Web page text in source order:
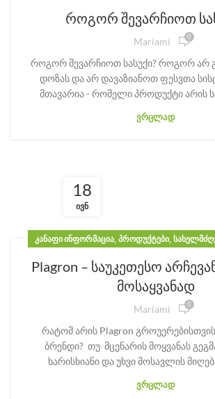
როგორ შევარჩიოთ
Mariami 0
როგორ შევარჩიოთ სასუქი? როგორ არ
დოზას და არ დავაზიანოთ ფესვთა
მთავარია - რომელი პროდუქტი არის
ᲕᲠᲪᲚᲐᲓ
18
ᲘᲕᲜ
ᲙᲐᲜᲐᲤᲘ ᲘᲜᲤᲝᲠᲛᲐᲪᲘᲐ, ᲞᲠᲝᲓᲣᲥᲢᲔᲑᲘ,
Plagron – საუკეთესო
მოსაყვანად
Mariami 0
რატომ არის Plagron
ბრენდი? თუ მცენარის მოყვანას
ხარისხიანი და უხვი მოსავლის
ᲕᲠᲪᲚᲐᲓ